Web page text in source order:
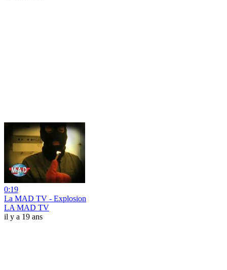
0:19
La MAD TV - Explosion
LA MAD TV
il y a 19 ans